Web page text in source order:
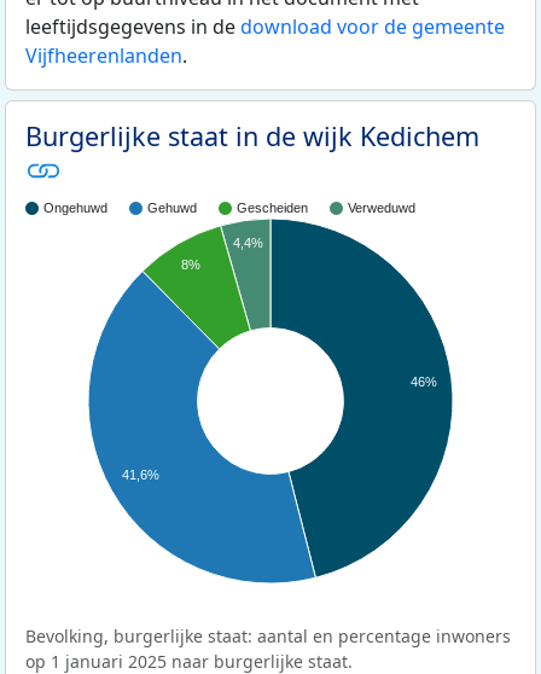
leeftijdsgegevens in dedownload voor de gemeente
Vijfheerenlanden.
Burgerlijke staat in de wijk Kedichem
Ongehuwd Gehuwd Gescheiden Verweduwd
46%
4,4%
8%
41,6%
Bevolking, burgerlijke staat: aantal en percentage inwoners
op 1 januari 2025 naar burgerlijke staat.